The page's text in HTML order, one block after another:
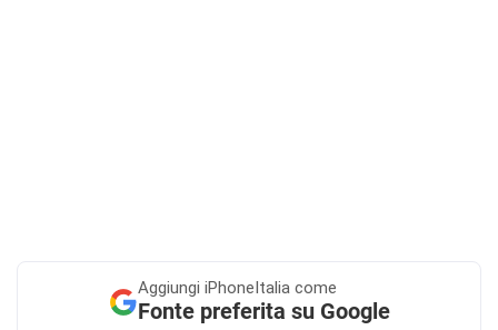
Aggiungi iPhoneItalia come
Fonte preferita su Google